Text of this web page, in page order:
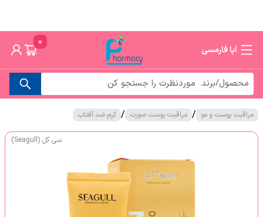
آپا فارمسی
0
مراقبت پوست و مو / مراقبت پوست صورت / کرم ضد آفتاب
سی گل (Seagull)